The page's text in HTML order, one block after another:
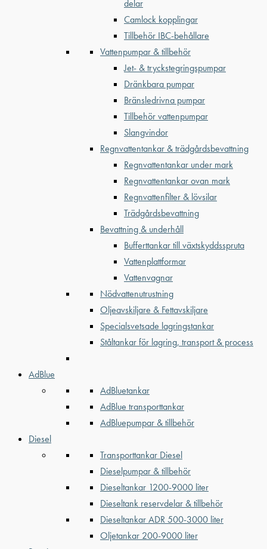
delar
Camlock kopplingar
Tillbehör IBC-behållare
Vattenpumpar & tillbehör
Jet- & tryckstegringspumpar
Dränkbara pumpar
Bränsledrivna pumpar
Tillbehör vattenpumpar
Slangvindor
Regnvattentankar & trädgårdsbevattning
Regnvattentankar under mark
Regnvattentankar ovan mark
Regnvattenfilter & lövsilar
Trädgårdsbevattning
Bevattning & underhåll
Bufferttankar till växtskyddsspruta
Vattenplattformar
Vattenvagnar
Nödvattenutrustning
Oljeavskiljare & Fettavskiljare
Specialsvetsade lagringstankar
Ståltankar för lagring, transport & process
AdBlue
AdBluetankar
AdBlue transporttankar
AdBluepumpar & tillbehör
Diesel
Transporttankar Diesel
Dieselpumpar & tillbehör
Dieseltankar 1200-9000 liter
Dieseltank reservdelar & tillbehör
Dieseltankar ADR 500-3000 liter
Oljetankar 200-9000 liter